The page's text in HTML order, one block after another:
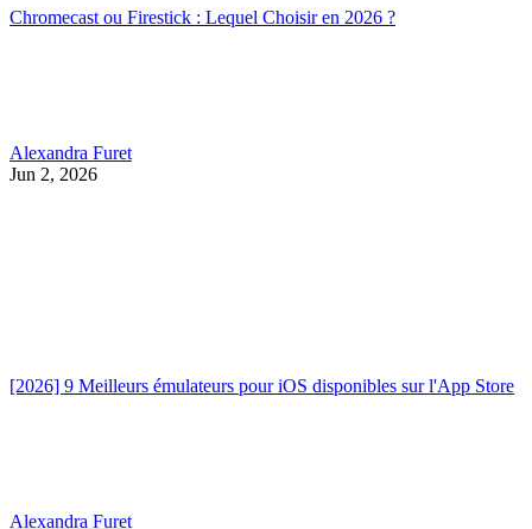
Chromecast ou Firestick : Lequel Choisir en 2026 ?
Alexandra Furet
Jun 2, 2026
[2026] 9 Meilleurs émulateurs pour iOS disponibles sur l'App Store
Alexandra Furet